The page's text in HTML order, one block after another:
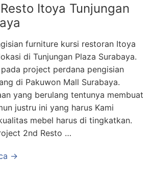
Itoya Tunjungan
furniture kursi restoran Itoya
di Tunjungan Plaza Surabaya.
project perdana pengisian
di Pakuwon Mall Surabaya.
yang berulang tentunya membuat
justru ini yang harus Kami
mebel harus di tingkatkan.
2nd Resto …
→